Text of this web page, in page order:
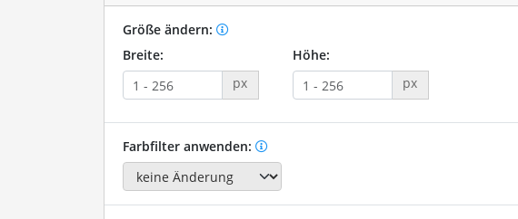
Größe ändern:
Breite:
px
Höhe:
px
Farbfilter anwenden: